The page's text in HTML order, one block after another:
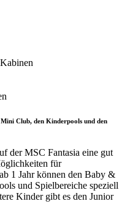
Club, den Kinderpools und den
der MSC Fantasia eine gut
für
1 Jahr können den Baby &
und Spielbereiche speziell
Kinder gibt es den Junior